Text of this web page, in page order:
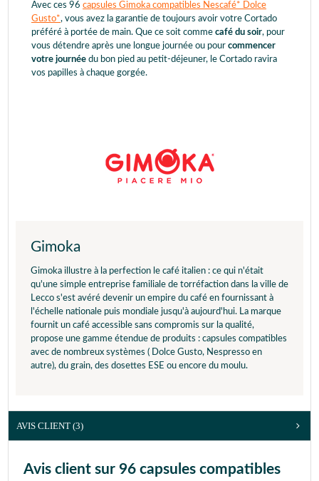
Avec ces 96 capsules Gimoka compatibles Nescafé* Dolce
Gusto*, vous avez la garantie de toujours avoir votre Cortado
préféré à portée de main. Que ce soit comme café du soir, pour
vous détendre après une longue journée ou pour commencer
votre journée du bon pied au petit-déjeuner, le Cortado ravira
vos papilles à chaque gorgée.
Gimoka
Gimoka illustre à la perfection le café italien : ce qui n'était
qu'une simple entreprise familiale de torréfaction dans la ville de
Lecco s'est avéré devenir un empire du café en fournissant à
l'échelle nationale puis mondiale jusqu'à aujourd'hui. La marque
fournit un café accessible sans compromis sur la qualité,
propose une gamme étendue de produits : capsules compatibles
avec de nombreux systèmes ( Dolce Gusto, Nespresso en
autre), du grain, des dosettes ESE ou encore du moulu.
AVIS CLIENT (3)
Avis client sur 96 capsules compatibles